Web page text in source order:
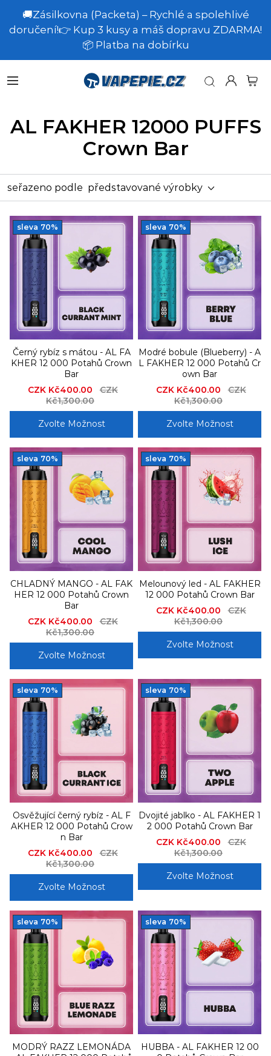
🚚Zásilkovna (Packeta) – Rychlé a spolehlivé
doručení!👉 Kup 3 kusy a máš dopravu ZDARMA!
📦 Platba na dobírku
AL FAKHER 12000 PUFFS
Crown Bar
seřazeno podle představované výrobky
sleva 70%
Černý rybíz s mátou - AL FA
KHER 12 000 Potahů Crown
Bar
Sale
price
CZK Kč400.00
Regular
CZK
Kč1,300.00
Zvolte Možnost
sleva 70%
Modré bobule (Blueberry) - A
L FAKHER 12 000 Potahů Cr
own Bar
Sale
price
CZK Kč400.00
Regular
CZK
Kč1,300.00
Zvolte Možnost
sleva 70%
CHLADNÝ MANGO - AL FAK
HER 12 000 Potahů Crown
Bar
Sale
price
CZK Kč400.00
Regular
CZK
Kč1,300.00
Zvolte Možnost
sleva 70%
Melounový led - AL FAKHER
12 000 Potahů Crown Bar
Sale
price
CZK Kč400.00
Regular
CZK
Kč1,300.00
Zvolte Možnost
sleva 70%
Osvěžující černý rybíz - AL F
AKHER 12 000 Potahů Crow
n Bar
Sale
price
CZK Kč400.00
Regular
CZK
Kč1,300.00
Zvolte Možnost
sleva 70%
Dvojité jablko - AL FAKHER 1
2 000 Potahů Crown Bar
Sale
price
CZK Kč400.00
Regular
CZK
Kč1,300.00
Zvolte Možnost
sleva 70%
MODRÝ RAZZ LEMONÁDA
sleva 70%
HUBBA - AL FAKHER 12 00